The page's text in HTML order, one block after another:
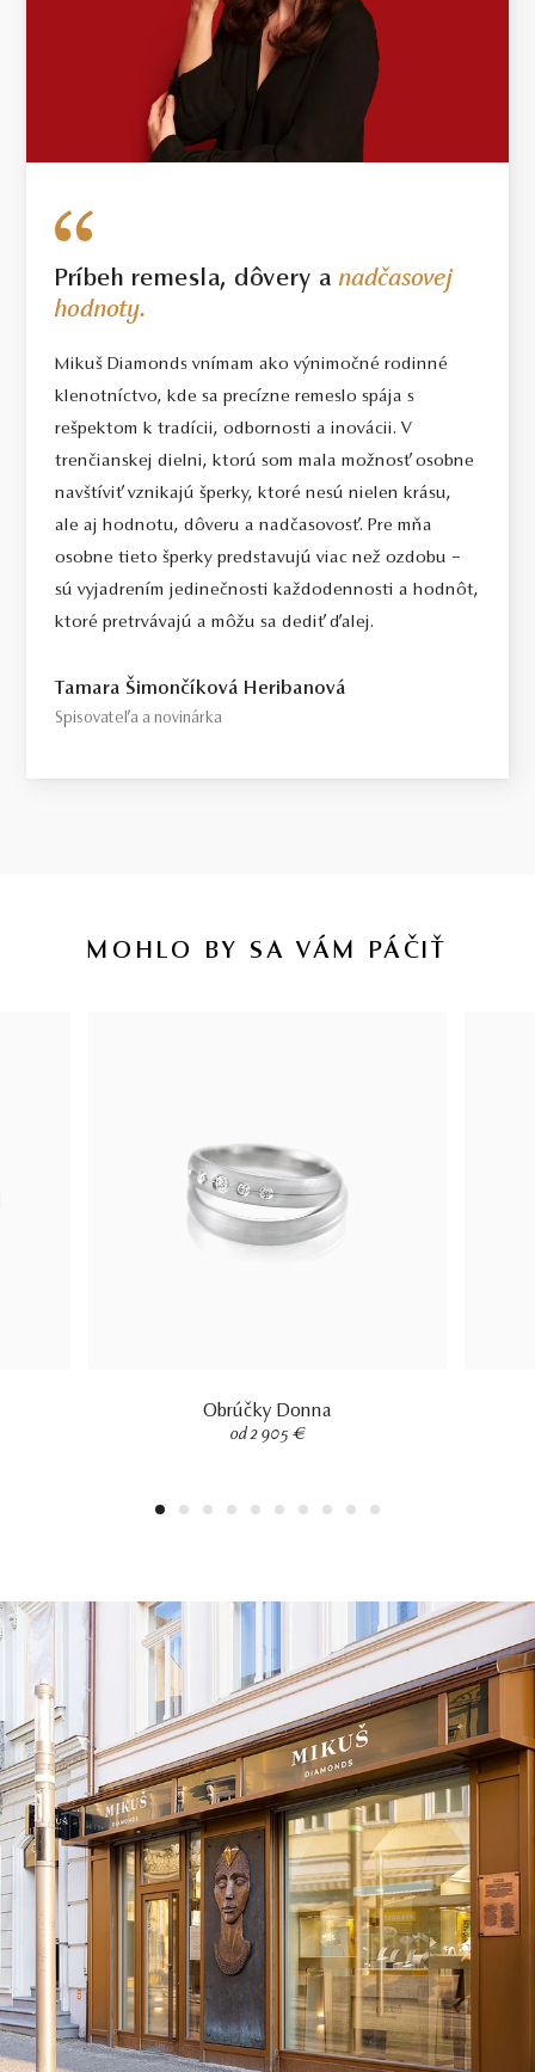
Príbeh remesla, dôvery anadčasovej
hodnoty.
Mikuš Diamonds vnímam ako výnimočné rodinné
klenotníctvo, kde sa precízne remeslo spája s
rešpektom k tradícii, odbornosti a inovácii. V
trenčianskej dielni, ktorú som mala možnosť osobne
navštíviť vznikajú šperky, ktoré nesú nielen krásu,
ale aj hodnotu, dôveru a nadčasovosť. Pre mňa
osobne tieto šperky predstavujú viac než ozdobu –
sú vyjadrením jedinečnosti každodennosti a hodnôt,
ktoré pretrvávajú a môžu sa dediť ďalej.
Tamara Šimončíková Heribanová
Spisovateľa a novinárka
MOHLO BY SA VÁM PÁČIŤ
Obrúčky Donna
od 2 905 €
1 2 3 4 5 6 7 8 9 10